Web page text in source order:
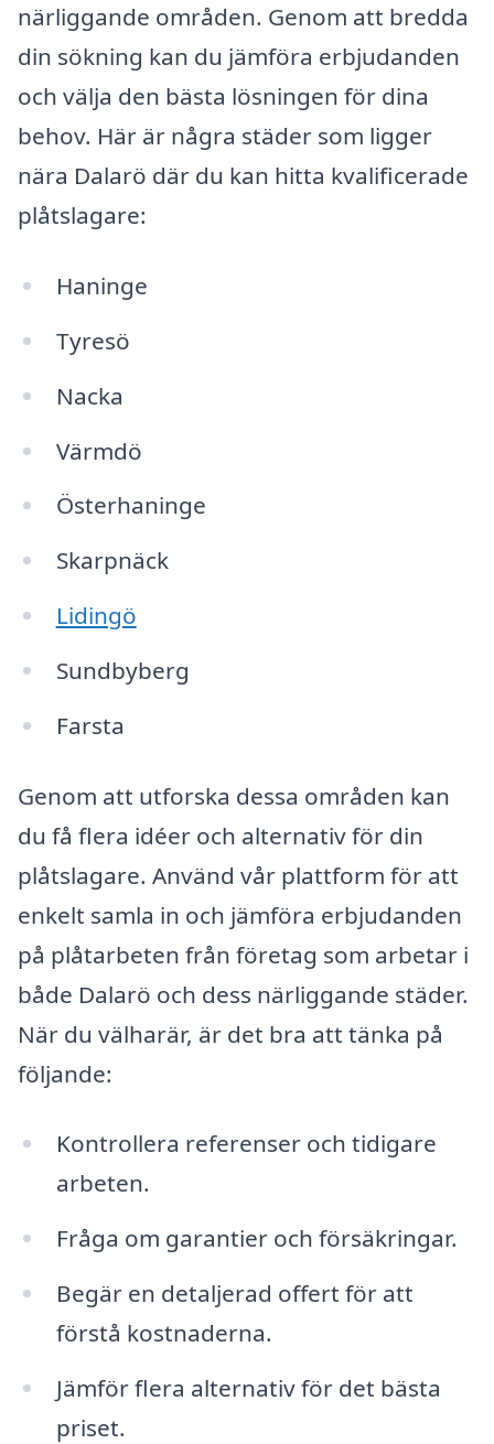
närliggande områden. Genom att bredda
din sökning kan du jämföra erbjudanden
och välja den bästa lösningen för dina
behov. Här är några städer som ligger
nära Dalarö där du kan hitta kvalificerade
plåtslagare:
Haninge
Tyresö
Nacka
Värmdö
Österhaninge
Skarpnäck
Lidingö
Sundbyberg
Farsta
Genom att utforska dessa områden kan
du få flera idéer och alternativ för din
plåtslagare. Använd vår plattform för att
enkelt samla in och jämföra erbjudanden
på plåtarbeten från företag som arbetar i
både Dalarö och dess närliggande städer.
När du välharär, är det bra att tänka på
följande:
Kontrollera referenser och tidigare
arbeten.
Fråga om garantier och försäkringar.
Begär en detaljerad offert för att
förstå kostnaderna.
Jämför flera alternativ för det bästa
priset.